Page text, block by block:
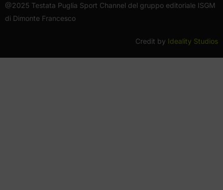
@2025 Testata Puglia Sport Channel del gruppo editoriale ISGM
di Dimonte Francesco
Credit by Ideality Studios